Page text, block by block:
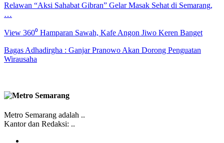
Relawan “Aksi Sahabat Gibran” Gelar Masak Sehat di Semarang,
…
View 360⁰ Hamparan Sawah, Kafe Angon Jiwo Keren Banget
Bagas Adhadirgha : Ganjar Pranowo Akan Dorong Penguatan
Wirausaha
Metro Semarang adalah ..
Kantor dan Redaksi: ..